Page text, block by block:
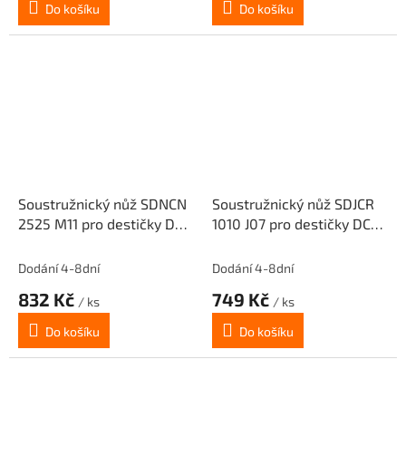
Do košíku
Do košíku
Soustružnický nůž SDNCN
2525 M11 pro destičky DC..
Dodání 4-8dní
832 Kč / ks
Do košíku
Soustružnický nůž SDJCR
1010 J07 pro destičky DCM.
Dodání 4-8dní
749 Kč / ks
Do košíku